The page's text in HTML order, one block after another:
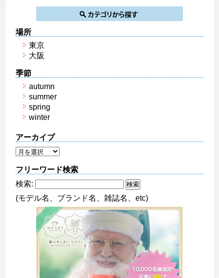
場所
東京
大阪
季節
autumn
summer
spring
winter
アーカイブ
フリーワード検索
検索:
(モデル名、ブランド名、雑誌名、etc)